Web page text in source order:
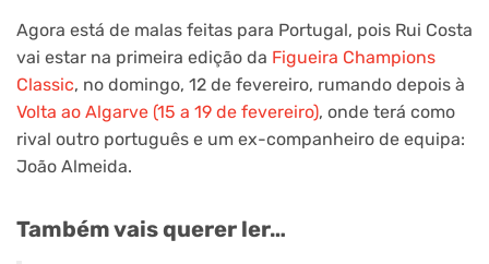
Agora está de malas feitas para Portugal, pois Rui Costa
vai estar na primeira edição da Figueira Champions
Classic, no domingo, 12 de fevereiro, rumando depois à
Volta ao Algarve (15 a 19 de fevereiro), onde terá como
rival outro português e um ex-companheiro de equipa:
João Almeida.
Também vais querer ler…